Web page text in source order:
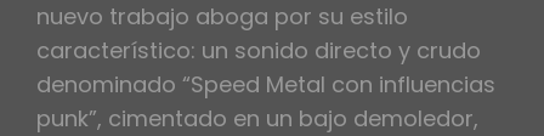
nuevo trabajo aboga por su estilo
característico: un sonido directo y crudo
denominado “Speed Metal con influencias
punk”, cimentado en un bajo demoledor,